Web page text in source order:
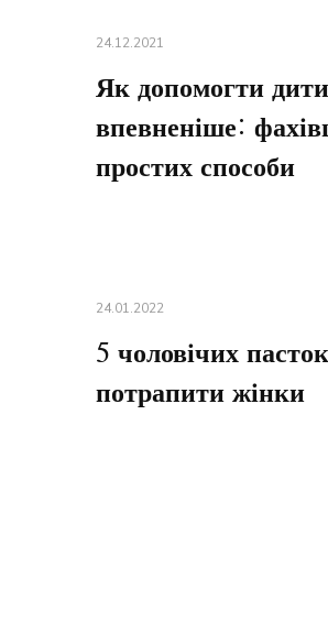
24.12.2021
Як допомогти
впевненіше:
простих способи
24.01.2022
5 чоловічих
потрапити жінки